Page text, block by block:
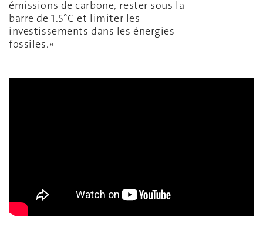
émissions de carbone, rester sous la
barre de 1.5°C et limiter les
investissements dans les énergies
fossiles.»